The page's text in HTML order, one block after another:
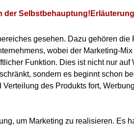
der
gesehen. Dazu gehören die
wobei der Marketing-
Funktion. Dies ist nicht nur auf
sondern es beginnt schon
des Produkts fort,
um Marketing zu realisieren. Es